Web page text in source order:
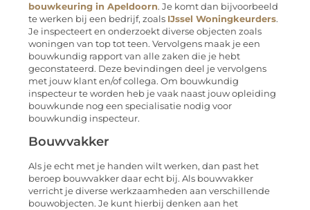
bouwkeuring in Apeldoorn. Je komt dan bijvoorbeeld
te werken bij een bedrijf, zoals IJssel Woningkeurders.
Je inspecteert en onderzoekt diverse objecten zoals
woningen van top tot teen. Vervolgens maak je een
bouwkundig rapport van alle zaken die je hebt
geconstateerd. Deze bevindingen deel je vervolgens
met jouw klant en/of collega. Om bouwkundig
inspecteur te worden heb je vaak naast jouw opleiding
bouwkunde nog een specialisatie nodig voor
bouwkundig inspecteur.
Bouwvakker
Als je echt met je handen wilt werken, dan past het
beroep bouwvakker daar echt bij. Als bouwvakker
verricht je diverse werkzaamheden aan verschillende
bouwobjecten. Je kunt hierbij denken aan het